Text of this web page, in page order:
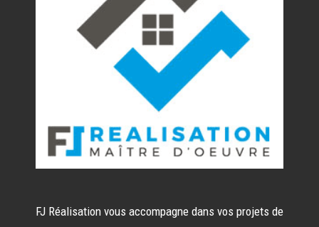
FJ Réalisation vous accompagne dans vos projets de